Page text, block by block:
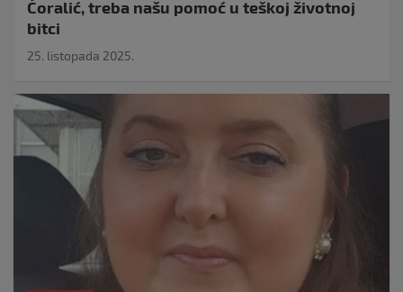
Ćoralić, treba našu pomoć u teškoj životnoj
bitci
25. listopada 2025.